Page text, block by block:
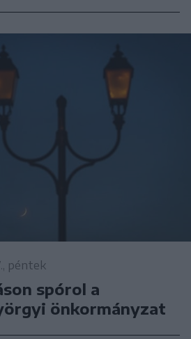
péntek
spórol a
önkormányzat